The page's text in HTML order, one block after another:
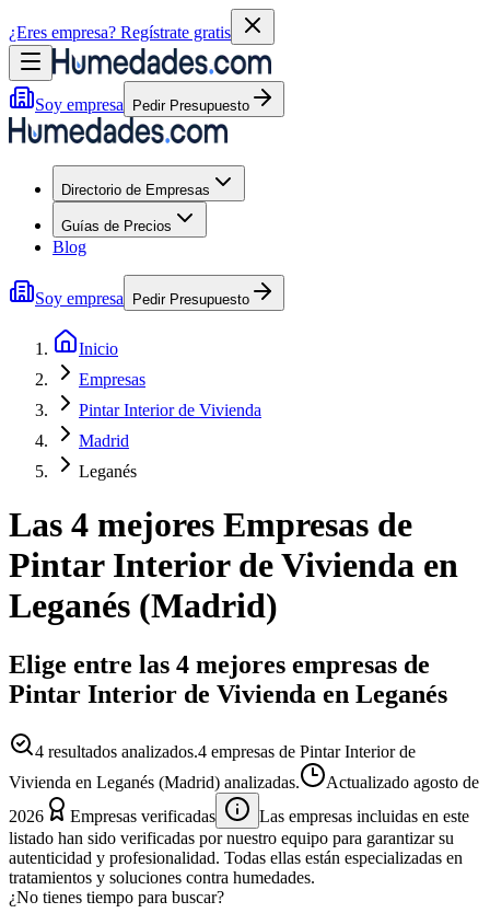
¿Eres empresa? Regístrate gratis
Soy empresa Pedir Presupuesto
Directorio de Empresas
Guías de Precios
Blog
Soy empresa Pedir Presupuesto
Inicio
Empresas
Pintar Interior de Vivienda
Madrid
Leganés
Las 4 mejores Empresas de
Pintar Interior de Vivienda en
Leganés (Madrid)
Elige entre las 4 mejores empresas de
Pintar Interior de Vivienda en Leganés
4 resultados analizados.4 empresas de Pintar Interior de
Vivienda en Leganés (Madrid) analizadas.
Actualizado agosto de
2026
Empresas verificadas
Las empresas incluidas en este
listado han sido verificadas por nuestro equipo para garantizar su
autenticidad y profesionalidad. Todas ellas están especializadas en
tratamientos y soluciones contra humedades.
¿No tienes tiempo para buscar?